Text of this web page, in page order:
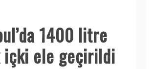
1400 litre
içki ele geçirildi